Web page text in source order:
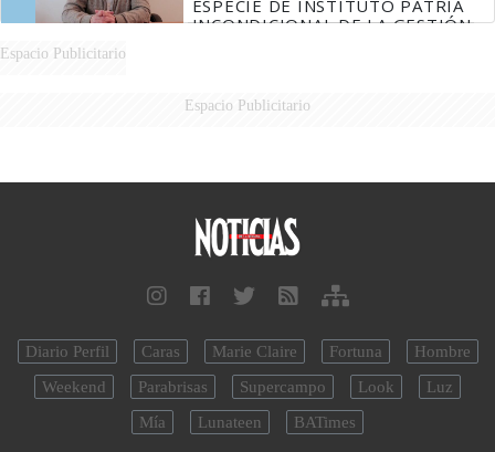
ESPECIE DE INSTITUTO PATRIA
INCONDICIONAL DE LA GESTIÓN
Espacio Publicitario
Espacio Publicitario
Diario Perfil Caras Marie Claire Fortuna
Hombre
Weekend
Parabrisas Supercampo Look
Luz
Mía
Lunateen BATimes